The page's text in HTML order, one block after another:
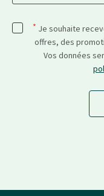
* Je souhaite
offres, des
Vos données